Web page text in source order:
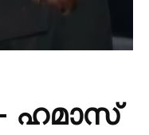
ഹമാസ്